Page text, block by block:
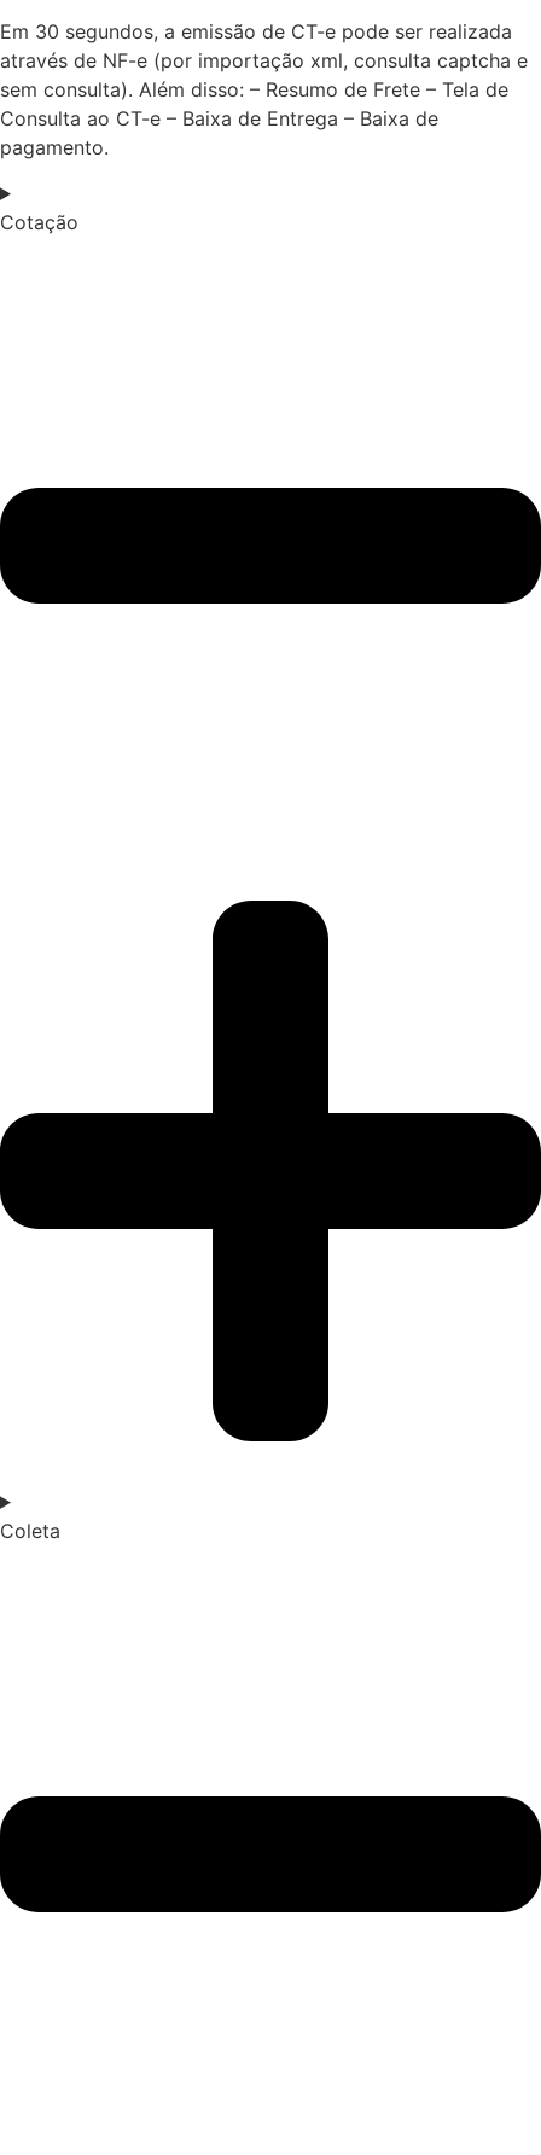
Em 30 segundos, a emissão de CT-e pode ser realizada
através de NF-e (por importação xml, consulta captcha e
sem consulta). Além disso: – Resumo de Frete – Tela de
Consulta ao CT-e – Baixa de Entrega – Baixa de
pagamento.
Cotação
Coleta